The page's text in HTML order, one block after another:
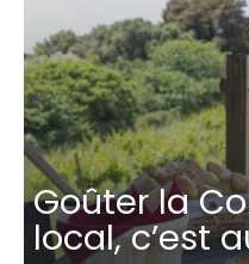
Goûter la
local, c’est